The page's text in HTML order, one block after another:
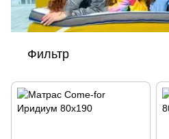
Фильтр